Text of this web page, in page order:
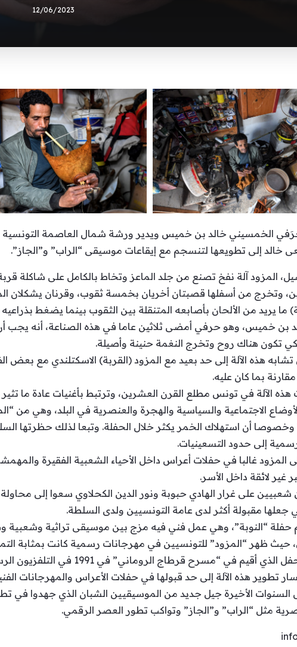
12/06/2023
الخمسيني خالد بن خميس ويدير ورشة شمال العاصمة التونسية
خالد إلى تطويعها لتنسجم مع إيقاعات موسيقى “الراب” و”الجاز”.
المزود آلة نفخ تصنع من جلد الماعز وتخاط بالكامل على شاكلة
وتخرج من أسفلها قصبتان أخريان بخمسة ثقوب، وقرنان يشكلان
ما يريد من الألحان بأصابعه المتنقلة بين الثقوب بينما يضغط
بن خميس، وهو حرفي أمضى ثلاثين عاما في هذه الصناعة، أنه يجب أن
تكون هناك روح وتخرج النغمة حنينة وأصيلة.
هذه الآلة إلى حد بعيد مع المزود (القربة) الاسكتلندي مع بعض
مقارنة بما كان عليه.
الآلة في تونس مطلع القرن العشرين، وترتبط بأغنيات عادة ما
الاجتماعية والسياسية والهجرة والعنصرية في البلد، وهي من
أن استهلاك الخمر يكثر خلال الحفلة. وتبعا لذلك حظرتها
إلى حدود التسعينيات.
غالبا في حفلات أعراس داخل الأحياء الشعبية الفقيرة
غير لائقة داخل الأسر.
شعبيين على غرار الهادي حبوبة ونور الدين الكحلاوي سعوا إلى
جعلها مقبولة أكثر لدى عامة التونسيين ولدى السلطة.
حفلة “النوبة”، وهي عمل فني فيه مزج بين موسيقى تراثية وشعبية
حيث ظهر “المزود” للتونسيين في مهرجانات رسمية كانت بمثابة
أقيم في “مسرح قرطاج الروماني” في 1991 في التلفزيون الرسمي.
تطوير هذه الآلة إلى حد قبولها في حفلات الأعراس والمهرجانات
السنوات الأخيرة جيل جديد من الموسيقيين الشبان الذي جهدوا في
مثل “الراب” و”الجاز” وتواكب تطور العصر الرقمي.